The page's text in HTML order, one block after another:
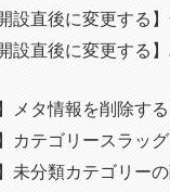
設直後に変更する
設直後に変更する
メタ情報を削除する
カテゴリースラッグ
未分類カテゴリー